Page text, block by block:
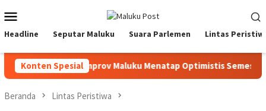
ke
kontenMobile
Headline Seputar Maluku Suara Parlemen Lintas
Konten Spesial
Fiskal, Pemprov Maluku Menatap Optimistis Semester II
Beranda Lintas Peristiwa